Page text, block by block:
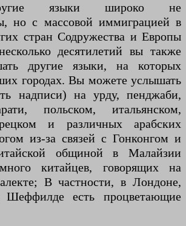
языки широко не
но с массовой иммиграцией в
стран Содружества и Европы
десятилетий вы также
другие языки, на которых
городах. Вы можете услышать
надписи) на урду, пенджаби,
польском, итальянском,
и различных арабских
из-за связей с Гонконгом и
общиной в Малайзии
китайцев, говорящих на
В частности, в Лондоне,
Шеффилде есть процветающие